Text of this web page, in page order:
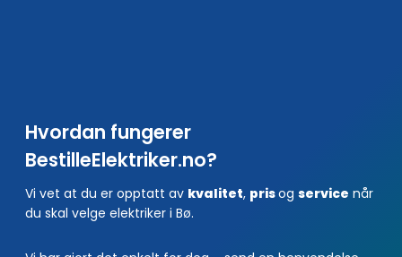
Hvordan fungerer
BestilleElektriker.no?
Vi vet at du er opptatt av kvalitet, prisog service når
du skal velge elektriker i Bø.